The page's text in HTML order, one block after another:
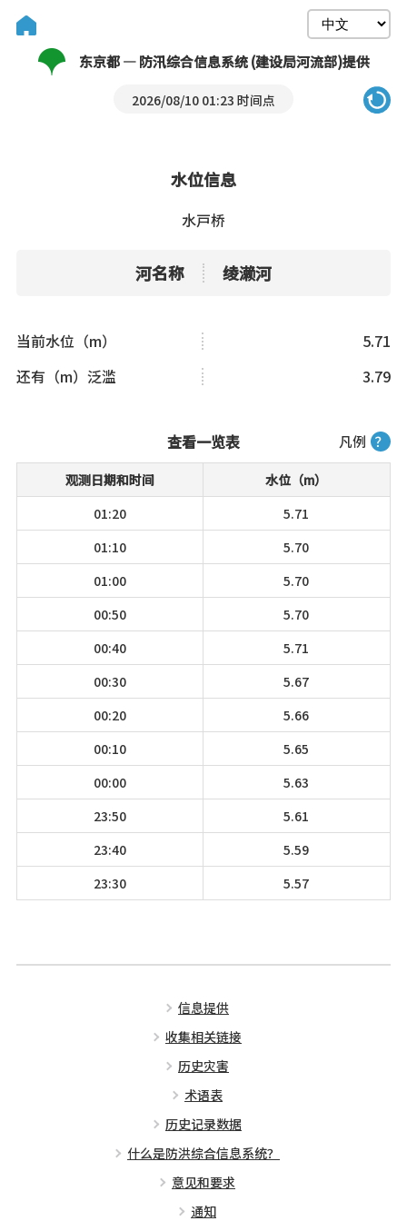
东京都 — 防汛综合信息系统 (建设局河流部)提供
2026/08/10 01:23 时间点
水位信息
水戸桥
河名称 绫濑河
当前水位（m）
5.71
还有（m）泛滥
3.79
凡例 ？
查看一览表
观测日期和时间
水位（m）
01:20
5.71
01:10
5.70
01:00
5.70
00:50
5.70
00:40
5.71
00:30
5.67
00:20
5.66
00:10
5.65
00:00
5.63
23:50
5.61
23:40
5.59
23:30
5.57
信息提供
收集相关链接
历史灾害
术语表
历史记录数据
什么是防洪综合信息系统？
意见和要求
通知